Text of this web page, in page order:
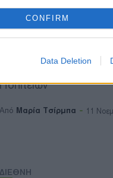
CONFIRM
Data Deletion
COP30: Η
προσδοκίες
Πού εστιάζει η
επηρεάσει τις
Πολιτειών
Από Μαρία Τσίρμπα 11
ΔΙΕΘΝΗ